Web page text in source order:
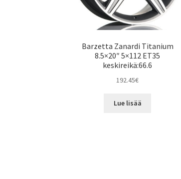
Barzetta Zanardi Titanium
8.5×20″ 5×112 ET35
keskireikä:66.6
192.45€
Lue lisää